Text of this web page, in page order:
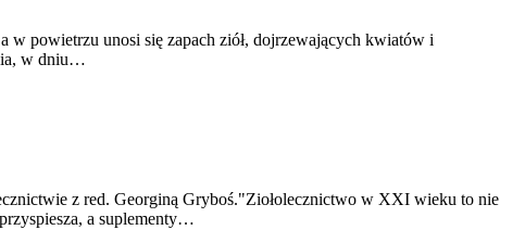
w powietrzu unosi się zapach ziół, dojrzewających kwiatów i
w dniu…
z red. Georginą Gryboś."Ziołolecznictwo w XXI wieku to nie
a suplementy…